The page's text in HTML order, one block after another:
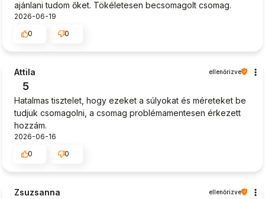
ajánlani tudom őket. Tökéletesen becsomagolt csomag.
2026-06-19
0
0
Attila ellenőrizve
5
Hatalmas tisztelet, hogy ezeket a súlyokat és méreteket be
tudjuk csomagolni, a csomag problémamentesen érkezett
hozzám.
2026-06-16
0
0
Zsuzsanna ellenőrizve